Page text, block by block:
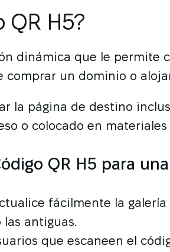
QR H5?
dinámica que le permite
comprar un dominio o
la página de destino
o colocado en
QR H5 para
fácilmente la galería
antiguas.
que escaneen el